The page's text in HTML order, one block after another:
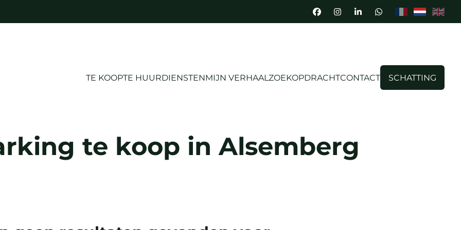
TE KOOPTE HUURDIENSTENMIJN VERHAAL ZOEKOPDRACHTCONTACT SCHATTING
te koop in Alsemberg